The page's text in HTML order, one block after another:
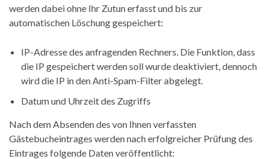
werden dabei ohne Ihr Zutun erfasst und bis zur
automatischen Löschung gespeichert:
IP-Adresse des anfragenden Rechners. Die Funktion, dass
die IP gespeichert werden soll wurde deaktiviert, dennoch
wird die IP in den Anti-Spam-Filter abgelegt.
Datum und Uhrzeit des Zugriffs
Nach dem Absenden des von Ihnen verfassten
Gästebucheintrages werden nach erfolgreicher Prüfung des
Eintrages folgende Daten veröffentlicht: